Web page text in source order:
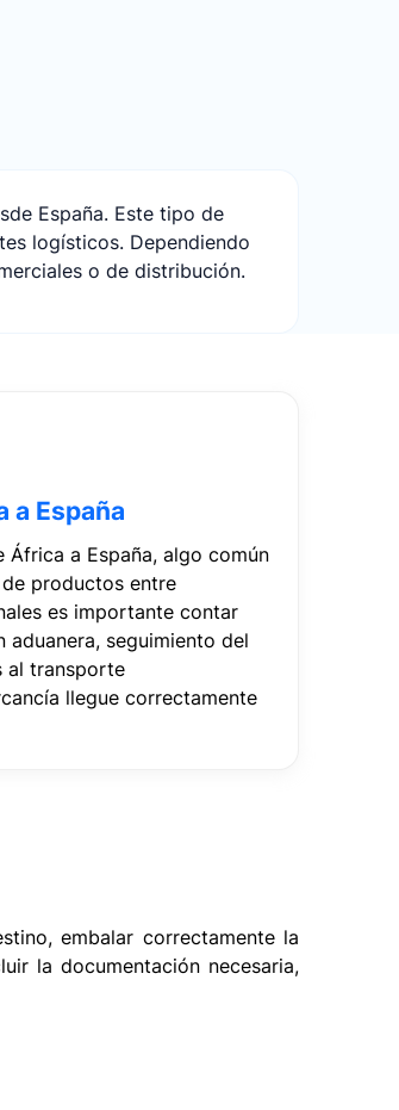
España. Este tipo de
logísticos. Dependiendo
o de distribución.
a España
a España, algo común
productos entre
es importante contar
seguimiento del
al transporte
llegue correctamente
embalar correctamente la
la documentación necesaria,